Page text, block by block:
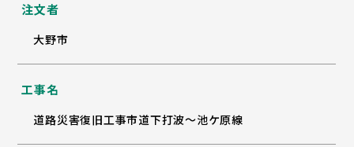
注文者
大野市
工事名
道路災害復旧工事市道下打波～池ケ原線